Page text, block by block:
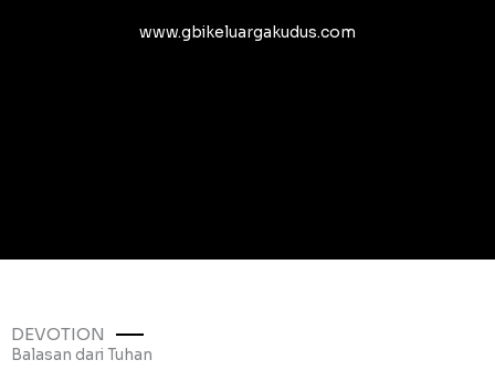
www.gbikeluargakudus.com
DEVOTION
Balasan dari Tuhan